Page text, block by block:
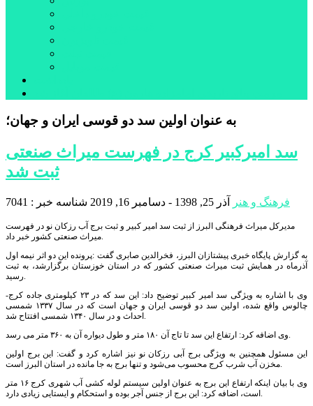
به عنوان اولین سد دو قوسی ایران و جهان؛
سد امیرکبیر کرج در فهرست میراث صنعتی
ثبت شد
فرهنگ و هنر آذر 25, 1398 - دسامبر 16, 2019 شناسه خبر : 7041
مدیرکل میراث فرهنگی البرز از ثبت سد امیر کبیر و ثبت برج آب رزکان نو در فهرست
میراث صنعتی کشور خبر داد.
به گزارش پایگاه خبری پیشتازان البرز، فخرالدین صابری گفت :پرونده این دو اثر نیمه اول
آذرماه در همایش ثبت میراث صنعتی کشور که در استان خوزستان برگزارشد، به ثبت
رسید.
وی با اشاره به ویژگی سد امیر کبیر توضیح داد: این سد که در ۲۳ کیلومتری جاده کرج-
چالوس واقع شده، اولین سد دو قوسی ایران و جهان است که در سال ۱۳۳۷ شمسی
احداث و در سال ۱۳۴۰ شمسی افتتاح شد.
وی اضافه کرد: ارتفاع این سد تا تاج آن ۱۸۰ متر و طول دیواره آن به ۳۶۰ متر می رسد.
این مسئول همچنین به ویژگی برج آبی رزکان نو نیز اشاره کرد و گفت: این برج اولین
مخزن آب شرب کرج محسوب می‌شود و تنها برج به جا مانده در استان البرز است.
وی با بیان اینکه ارتفاع این برج به عنوان اولین سیستم لوله کشی آب شهری کرج ۱۶ متر
است، اضافه کرد: این برج از جنس آجر بوده و استحکام و ایستایی زیادی دارد.